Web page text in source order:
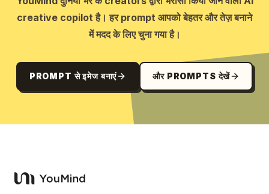
creative copilot है। हर prompt आपको बेहतर और तेज़ बनाने
में मदद के लिए चुना गया है।
PROMPT से इमेज बनाएं और PROMPTS देखें